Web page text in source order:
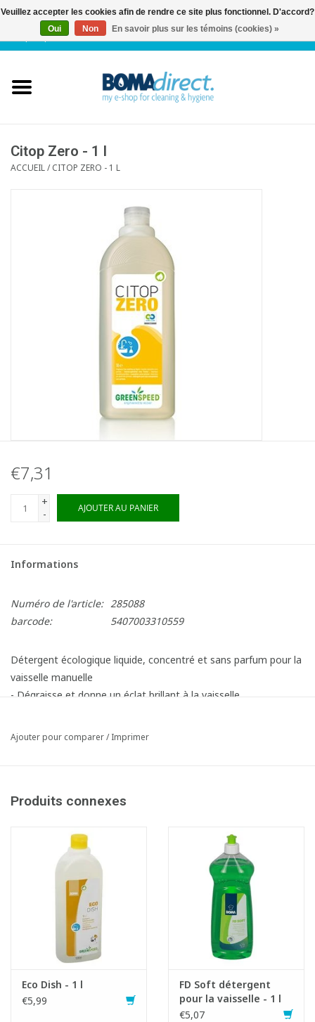
FR| 0 Articles
Service client
Citop Zero - 1 l
ACCUEIL/CITOP ZERO - 1 L
€7,31
+
-
AJOUTER AU PANIER
Informations
Numéro de l'article: 285088
barcode:
5407003310559
Détergent écologique liquide, concentré et sans parfum pour la
vaisselle manuelle
- Dégraisse et donne un éclat brillant à la vaisselle
- Doux pour la peau
Ajouter pour comparer/Imprimer
Produits connexes
Eco Dish - 1 l
€5,99
FD Soft détergent
pour la vaisselle - 1 l
€5,07
Veuillez accepter les cookies afin de rendre ce site plus fonctionnel. D'accord?
Oui
Non En savoir plus sur les témoins (cookies) »